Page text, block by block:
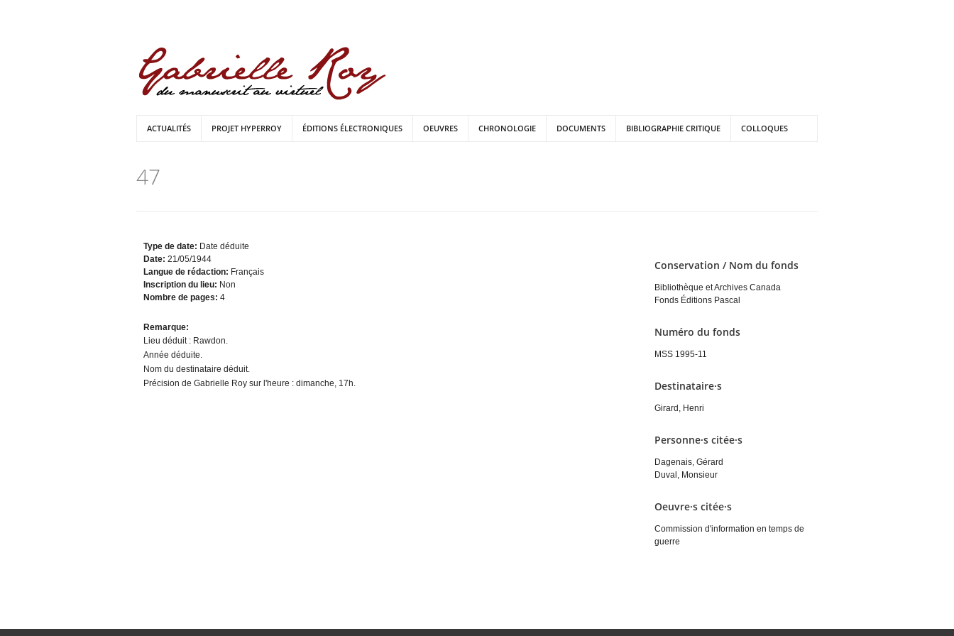
ACTUALITÉS PROJET HYPERROY ÉDITIONS ÉLECTRONIQUES OEUVRES CHRONOLOGIE DOCUMENTS BIBLIOGRAPHIE CRITIQUE COLLOQUES
47
Type de date: Date déduite
Date: 21/05/1944
Langue de rédaction: Français
Inscription du lieu: Non
Nombre de pages: 4
Remarque:
Lieu déduit : Rawdon.
Année déduite.
Nom du destinataire déduit.
Précision de Gabrielle Roy sur l'heure : dimanche, 17h.
Conservation / Nom du fonds
Bibliothèque et Archives Canada
Fonds Éditions Pascal
Numéro du fonds
MSS 1995-11
Destinataire·s
Girard, Henri
Personne·s citée·s
Dagenais, Gérard
Duval, Monsieur
Oeuvre·s citée·s
Commission d'information en temps de
guerre